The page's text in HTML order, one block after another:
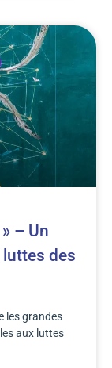
– Un
luttes des
les grandes
aux luttes